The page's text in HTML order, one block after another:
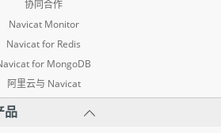
协同合作
Navicat Monitor
Navicat for Redis
for MongoDB
阿里云与 Navicat
品